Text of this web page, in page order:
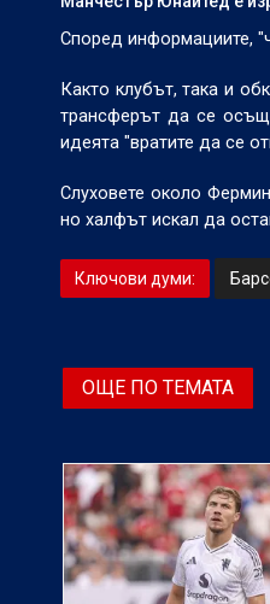
Според информациите,
Както клубът, така и
трансферът да се
идеята "вратите да се
Слуховете около
но халфът искал да
Ключови думи:
ОЩЕ ПО ТЕМАТА